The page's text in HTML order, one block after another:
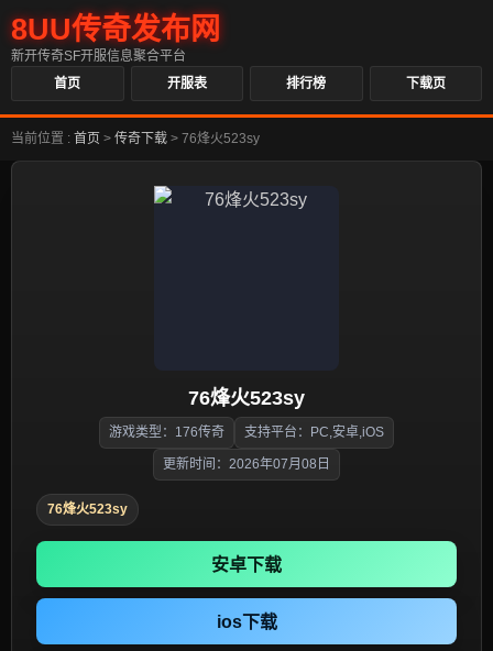
8UU传奇发布网
新开传奇SF开服信息聚合平台
首页
开服表 排行榜 下载页
当前位置 : 首页 > 传奇下载 > 76烽火523sy
76烽火523sy
游戏类型：176传奇 支持平台：PC,安卓,iOS
更新时间：2026年07月08日
76烽火523sy
安卓下载
ios下载